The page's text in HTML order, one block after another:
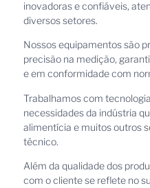
inovadoras e confiáveis,
diversos setores.
Nossos equipamentos são
precisão na medição,
e em conformidade com
Trabalhamos com
necessidades da indústria
alimentícia e muitos outros
técnico.
Além da qualidade dos
com o cliente se reflete no